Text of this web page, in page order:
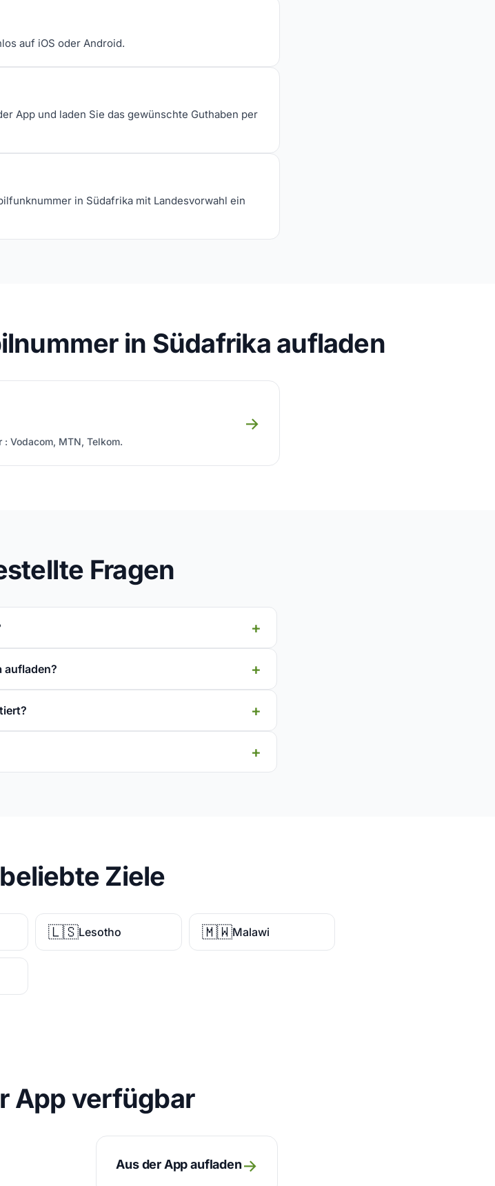
auf iOS oder Android.
App und laden Sie das gewünschte Guthaben per
in Südafrika mit Landesvorwahl ein
in Südafrika aufladen
Vodacom, MTN, Telkom.
→
Fragen
aufladen?
Ziele
🇱🇸Lesotho 🇲🇼Malawi
App verfügbar
Aus der App aufladen→